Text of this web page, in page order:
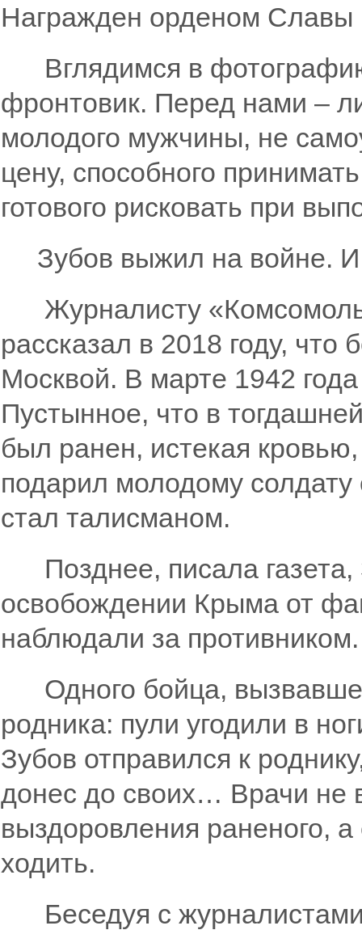
Награжден орденом Славы
Вглядимся в
фронтовик. Перед нами –
молодого мужчины, не
цену, способного
готового рисковать при
Зубов выжил на войне. И
Журналисту
рассказал в 2018 году,
Москвой. В марте 1942
Пустынное, что в
был ранен, истекая
подарил молодому
стал талисманом.
Позднее, писала газета,
освобождении Крыма от
наблюдали за
Одного бойца,
родника: пули угодили в
Зубов отправился к
донес до своих… Врачи не
выздоровления раненого,
ходить.
Беседуя с